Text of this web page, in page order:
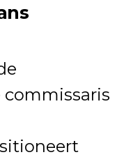
commissaris